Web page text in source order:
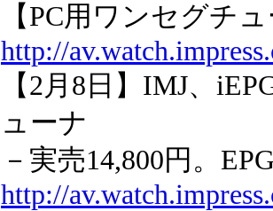
【PC用ワンセグチ
http://
【2月8日】IMJ、
ューナ
－実売14,800円。
http://